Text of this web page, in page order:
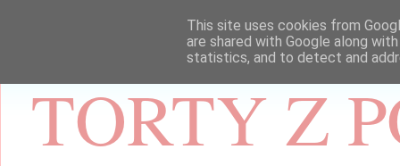
TORTY Z
This site uses cookies from
are shared with Google along
statistics, and to detect and